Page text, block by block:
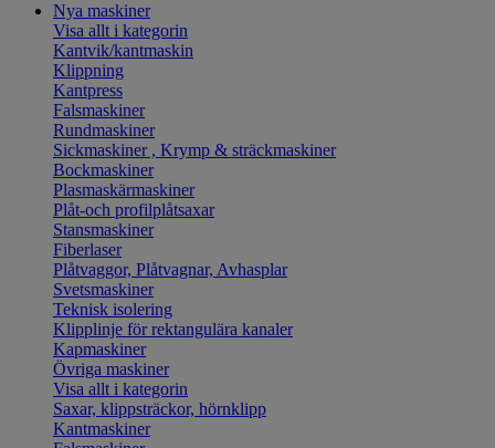
Nya maskiner
Visa allt i kategorin
Kantvik/kantmaskin
Klippning
Kantpress
Falsmaskiner
Rundmaskiner
Sickmaskiner , Krymp & sträckmaskiner
Bockmaskiner
Plasmaskärmaskiner
Plåt-och profilplåtsaxar
Stansmaskiner
Fiberlaser
Plåtvaggor, Plåtvagnar, Avhasplar
Svetsmaskiner
Teknisk isolering
Klipplinje för rektangulära kanaler
Kapmaskiner
Övriga maskiner
Visa allt i kategorin
Saxar, klippsträckor, hörnklipp
Kantmaskiner